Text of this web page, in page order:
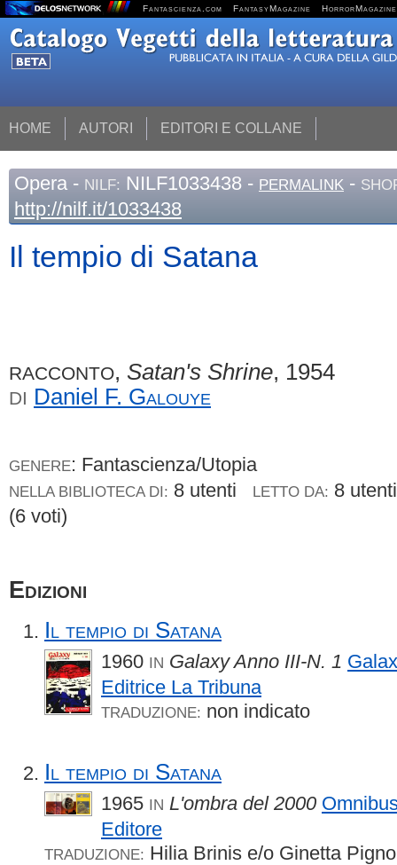
Fantascienza.com FantasyMagazine HorrorMagazine
HOME AUTORI EDITORI E COLLANE
Opera - NILF: NILF1033438 - PERMALINK -
http://nilf.it/1033438
Il tempio di Satana
RACCONTO, Satan's Shrine, 1954
DI Daniel F. Galouye
GENERE: Fantascienza/Utopia
NELLA BIBLIOTECA DI: 8 utenti LETTO DA: 8
(6 voti)
Edizioni
Il tempio di Satana
1960 IN Galaxy Anno III-N. 1
Editrice La Tribuna
TRADUZIONE: non indicato
Il tempio di Satana
1965 IN L'ombra del 2000
Editore
TRADUZIONE: Hilia Brinis e/o Ginetta